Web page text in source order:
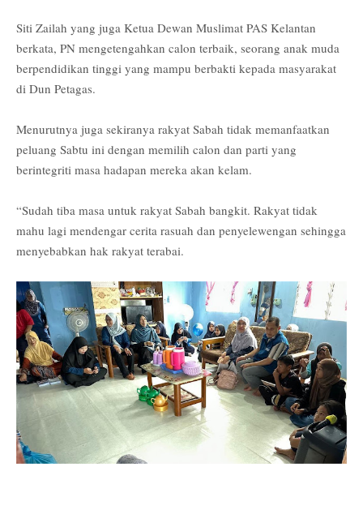
Siti Zailah yang juga Ketua Dewan Muslimat PAS Kelantan
berkata, PN mengetengahkan calon terbaik, seorang anak muda
berpendidikan tinggi yang mampu berbakti kepada masyarakat
di Dun Petagas.
Menurutnya juga sekiranya rakyat Sabah tidak memanfaatkan
peluang Sabtu ini dengan memilih calon dan parti yang
berintegriti masa hadapan mereka akan kelam.
“Sudah tiba masa untuk rakyat Sabah bangkit. Rakyat tidak
mahu lagi mendengar cerita rasuah dan penyelewengan sehingga
menyebabkan hak rakyat terabai.